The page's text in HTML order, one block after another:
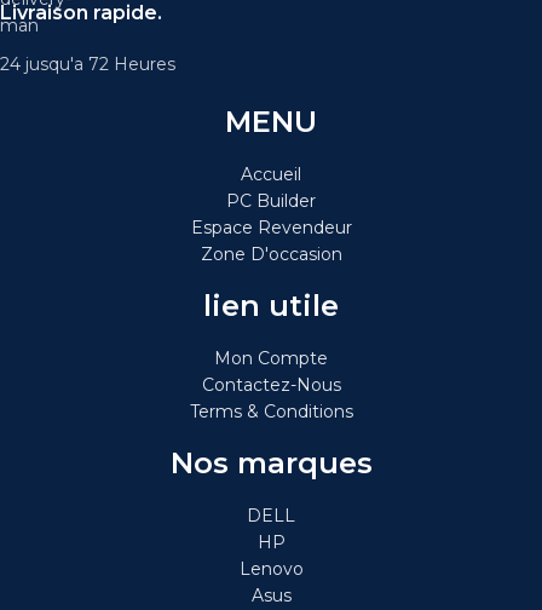
Livraison rapide.
24 jusqu'a 72 Heures
MENU
Accueil
PC Builder
Espace Revendeur
Zone D'occasion
lien utile
Mon Compte
Contactez-Nous
Terms & Conditions
Nos marques
DELL
HP
Lenovo
Asus